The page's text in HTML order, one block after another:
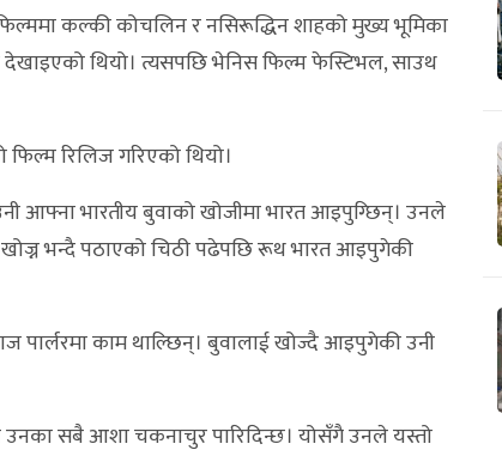
कल्की कोचलिन र नसिरूद्धिन शाहको मुख्य भूमिका
थियो। त्यसपछि भेनिस फिल्म फेस्टिभल, साउथ
रिलिज गरिएको थियो।
आफ्ना भारतीय बुवाको खोजीमा भारत आइपुग्छिन्। उनले
भन्दै पठाएको चिठी पढेपछि रूथ भारत आइपुगेकी
पार्लरमा काम थाल्छिन्। बुवालाई खोज्दै आइपुगेकी उनी
सबै आशा चकनाचुर पारिदिन्छ। योसँगै उनले यस्तो